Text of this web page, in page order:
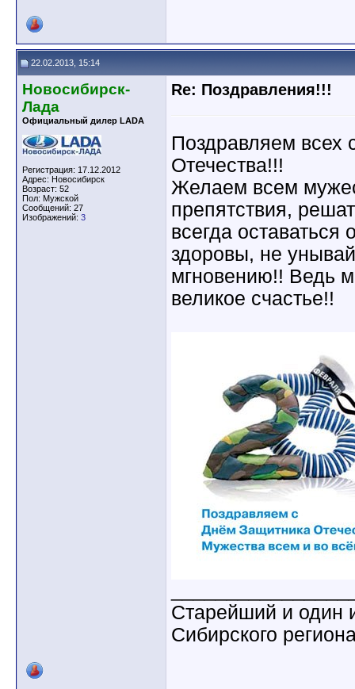
22.02.2013, 15:14
Новосибирск-
Лада
Официальный дилер LADA
Регистрация: 17.12.2012
Адрес: Новосибирск
Возраст: 52
Пол: Мужской
Сообщений: 27
Изображений: 3
Re: Поздравления!!!
Поздравляем всех
Отечества!!!
Желаем всем
препятствия,
всегда оставаться
здоровы, не
мгновению!! Ведь
великое счастье!!
Старейший и один
Сибирского